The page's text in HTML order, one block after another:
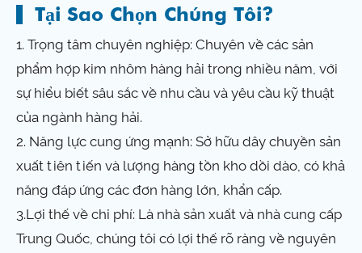
Tại Sao Chọn Chúng Tôi?
1. Trọng tâm chuyên nghiệp: Chuyên về các sản
phẩm hợp kim nhôm hàng hải trong nhiều năm, với
sự hiểu biết sâu sắc về nhu cầu và yêu cầu kỹ thuật
của ngành hàng hải.
2. Năng lực cung ứng mạnh: Sở hữu dây chuyền sản
xuất tiên tiến và lượng hàng tồn kho dồi dào, có khả
năng đáp ứng các đơn hàng lớn, khẩn cấp.
3.Lợi thế về chi phí: Là nhà sản xuất và nhà cung cấp
Trung Quốc, chúng tôi có lợi thế rõ ràng về nguyên